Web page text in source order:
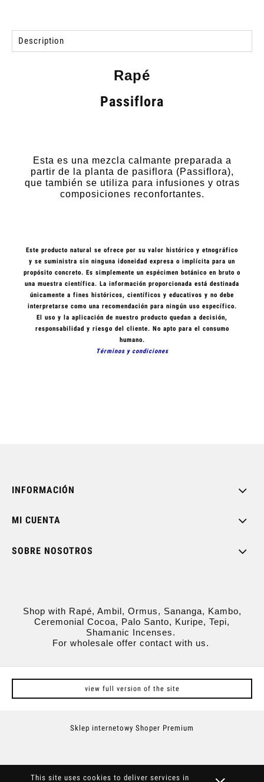
This site uses cookies to deliver services in
Description
Rapé
Passiflora
Esta es una mezcla calmante preparada a
partir de la planta de pasiflora (Passiflora),
que también se utiliza para infusiones y otras
composiciones reconfortantes.
Este producto natural se ofrece por su valor histórico y etnográfico
y se suministra sin ninguna idoneidad expresa o implícita para un
propósito concreto. Es simplemente un espécimen botánico en bruto o
una muestra científica. La información proporcionada está destinada
únicamente a fines históricos, científicos y educativos y no debe
interpretarse como una recomendación para ningún uso específico.
El uso y la aplicación de nuestro producto quedan a decisión,
responsabilidad y riesgo del cliente. No apto para el consumo
humano.
Términos y condiciones
INFORMACIÓN
MI CUENTA
SOBRE NOSOTROS
Shop with Rapé, Ambil, Ormus, Sananga, Kambo,
Ceremonial Cocoa, Palo Santo, Kuripe, Tepi,
Shamanic Incenses.
For wholesale offer contact with us.
view full version of the site
Sklep internetowy Shoper Premium